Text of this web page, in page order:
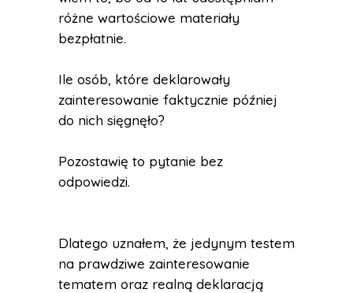
różne wartościowe materiały
bezpłatnie.
Ile osób, które deklarowały
zainteresowanie faktycznie później
do nich sięgnęło?
Pozostawię to pytanie bez
odpowiedzi.
Dlatego uznałem, że jedynym testem
na prawdziwe zainteresowanie
tematem oraz realną deklaracją